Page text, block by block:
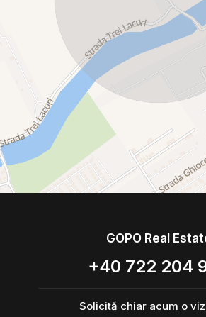
GOPO Real
+40 722 204
Solicită chiar acum o